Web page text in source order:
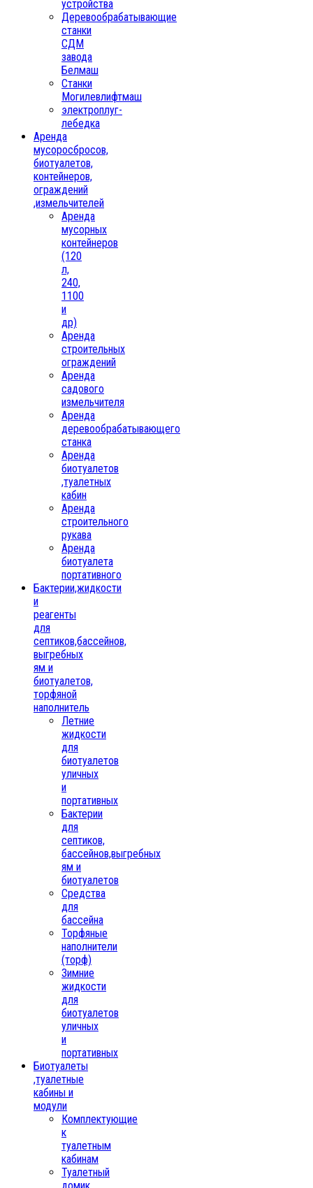
устройства
Деревообрабатывающие
станки
СДМ
завода
Белмаш
Станки
Могилевлифтмаш
электроплуг-
лебедка
Аренда
мусоросбросов,
биотуалетов,
контейнеров,
ограждений
,измельчителей
Аренда
мусорных
контейнеров
(120
л,
240,
1100
и
др)
Аренда
строительных
ограждений
Аренда
садового
измельчителя
Аренда
деревообрабатывающего
станка
Аренда
биотуалетов
,туалетных
кабин
Аренда
строительного
рукава
Аренда
биотуалета
портативного
Бактерии,жидкости
и
реагенты
для
септиков,бассейнов,
выгребных
ям и
биотуалетов,
торфяной
наполнитель
Летние
жидкости
для
биотуалетов
уличных
и
портативных
Бактерии
для
септиков,
бассейнов,выгребных
ям и
биотуалетов
Средства
для
бассейна
Торфяные
наполнители
(торф)
Зимние
жидкости
для
биотуалетов
уличных
и
портативных
Биотуалеты
,туалетные
кабины и
модули
Комплектующие
к
туалетным
кабинам
Туалетный